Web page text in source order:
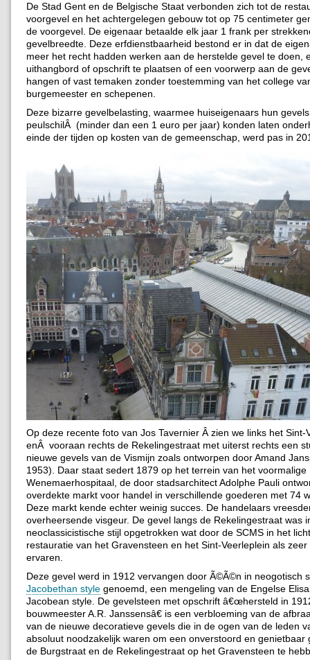
De Stad Gent en de Belgische Staat verbonden zich tot de
voorgevel en het achtergelegen gebouw tot op 75 centimeter
de voorgevel. De eigenaar betaalde elk jaar 1 frank per
gevelbreedte. Deze erfdienstbaarheid bestond er in dat de
meer het recht hadden werken aan de herstelde gevel te doen,
uithangbord of opschrift te plaatsen of een voorwerp aan de
hangen of vast temaken zonder toestemming van het college
burgemeester en schepenen.
Deze bizarre gevelbelasting, waarmee huiseigenaars hun
peulschilÂ (minder dan een 1 euro per jaar) konden laten
einde der tijden op kosten van de gemeenschap, werd pas in
Op deze recente foto van Jos Tavernier Â zien we links het Sint-
enÂ vooraan rechts de Rekelingestraat met uiterst rechts een
nieuwe gevels van de Vismijn zoals ontworpen door Amand
1953). Daar staat sedert 1879 op het terrein van het voormalige
Wenemaerhospitaal, de door stadsarchitect Adolphe Pauli
overdekte markt voor handel in verschillende goederen met 74
Deze markt kende echter weinig succes. De handelaars
overheersende visgeur. De gevel langs de Rekelingestraat was
neoclassicistische stijl opgetrokken wat door de SCMS in het
restauratie van het Gravensteen en het Sint-Veerleplein als
ervaren.
Deze gevel werd in 1912 vervangen door Ã©Ã©n in neogotisch
Jacobethan style genoemd, een mengeling van de Engelse
Jacobean style. De gevelsteen met opschrift â€œhersteld in
bouwmeester A.R. Janssensâ€ is een verbloeming van de
van de nieuwe decoratieve gevels die in de ogen van de leden
absoluut noodzakelijk waren om een onverstoord en genietbaar
de Burgstraat en de Rekelingestraat op het Gravensteen te